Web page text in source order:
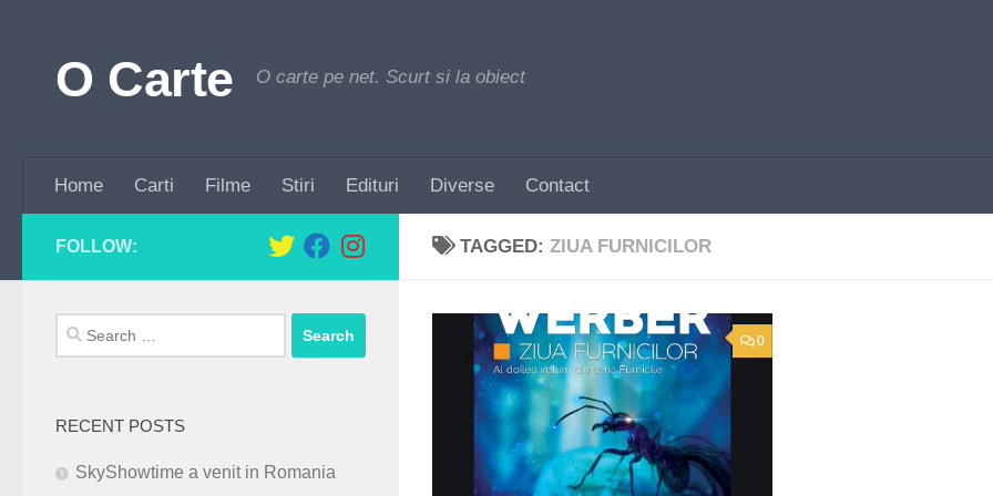
O Carte O carte pe net. Scurt si la obiect
Home Carti Filme Stiri Edituri Diverse Contact
TAGGED: ZIUA FURNICILOR
0
FOLLOW:
Search
for:
RECENT POSTS
SkyShowtime a venit in Romania